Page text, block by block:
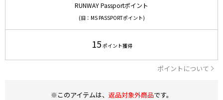
RUNWAY Passportポイント
(旧：MS PASSPORTポイント)
15 ポイント獲得
ポイントについて
※このアイテムは、 返品対象外商品です。